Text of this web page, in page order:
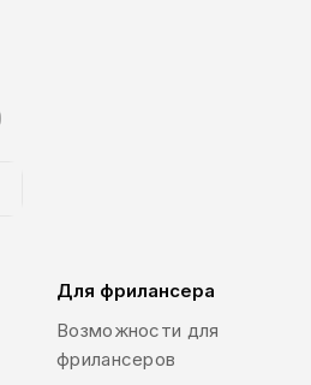
Для фрилансера
Возможности для
фрилансеров